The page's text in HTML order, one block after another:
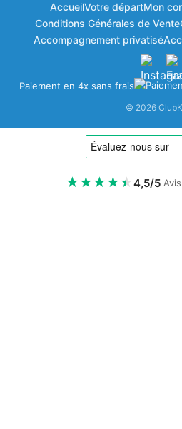
🎁
Bonjour à vous ! 👋
Bienvenue dans votre
ClubKids
ClubPoints
Gagner des points
AccueilVotre départMon
Conditions Générales de Vente
Accompagnement privatisé
Paiement en 4x sans frais
© 2026
★★★★★4,5/5